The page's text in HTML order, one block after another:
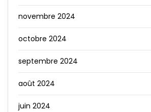
novembre 2024
octobre 2024
septembre 2024
août 2024
juin 2024